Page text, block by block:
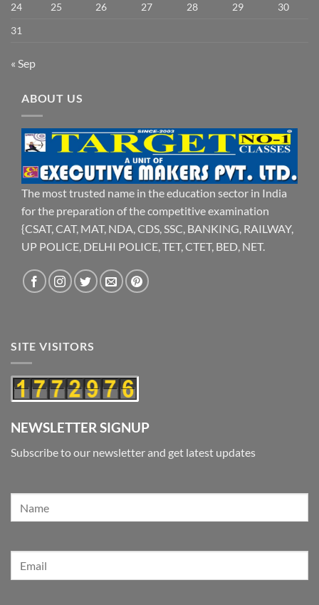
24
25 26 27 28 29
30
31
« Sep
ABOUT US
The most trusted name in the education sector in India
for the preparation of the competitive examination
{CSAT, CAT, MAT, NDA, CDS, SSC, BANKING, RAILWAY,
UP POLICE, DELHI POLICE, TET, CTET, BED, NET.
SITE VISITORS
NEWSLETTER SIGNUP
Subscribe to our newsletter and get latest updates